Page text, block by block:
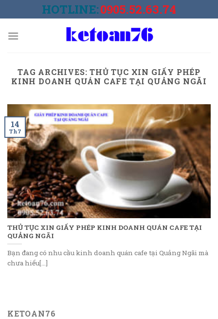
to
HOTLINE:0905.52.63.74
TAG ARCHIVES:THỦ TỤC XIN GIẤY PHÉP
KINH DOANH QUÁN CAFE TẠI QUẢNG NGÃI
THỦ TỤC XIN GIẤY PHÉP KINH DOANH QUÁN CAFE TẠI
QUẢNG NGÃI
Bạn đang có nhu cầu kinh doanh quán cafe tại Quảng Ngãi mà
chưa hiểu[...]
14
Th7
KETOAN76